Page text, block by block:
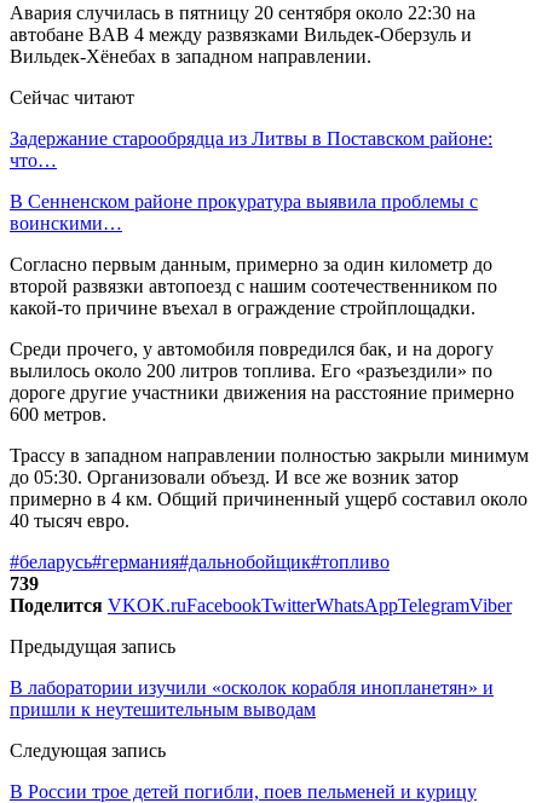
Авария случилась в пятницу 20 сентября около 22:30 на
автобане BAB 4 между развязками Вильдек-Оберзуль и
Вильдек-Хёнебах в западном направлении.
Сейчас читают
Задержание старообрядца из Литвы в Поставском районе:
что…
В Сенненском районе прокуратура выявила проблемы с
воинскими…
Согласно первым данным, примерно за один километр до
второй развязки автопоезд с нашим соотечественником по
какой-то причине въехал в ограждение стройплощадки.
Среди прочего, у автомобиля повредился бак, и на дорогу
вылилось около 200 литров топлива. Его «разъездили» по
дороге другие участники движения на расстояние примерно
600 метров.
Трассу в западном направлении полностью закрыли минимум
до 05:30. Организовали объезд. И все же возник затор
примерно в 4 км. Общий причиненный ущерб составил около
40 тысяч евро.
#беларусь#германия#дальнобойщик#топливо
739
Поделится VKOK.ruFacebookTwitterWhatsAppTelegramViber
Предыдущая запись
В лаборатории изучили «осколок корабля инопланетян» и
пришли к неутешительным выводам
Следующая запись
В России трое детей погибли, поев пельменей и курицу